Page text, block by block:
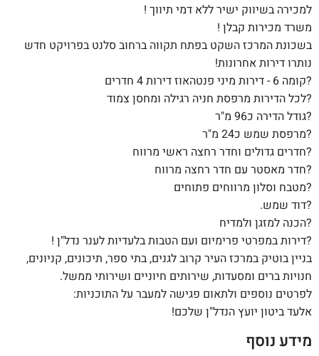
למכירה בשיווק ישיר ללא דמי תיווך !
משרד מכירות קבלן !
בשכונת המרכז השקט בפתח תקווה ברחוב סלנט בפרויקט חדש
נותרו דירות אחרונות!
?קומה 6 - דירות מיני פנטהאוז דירות 4 חדרים
?לכל הדירות מרפסת חניה רגילה ומחסן צמוד
?גודל הדירה כ96 מ"ר
?מרפסת שמש כ24 מ"ר
?חדרים גדולים וחדר רחצה ראשי מרווח
?חדר מאסטר עם חדר רחצה מרווח
?מטבח וסלון מרווחים פתוחים
?דוד שמש.
?הכנה למזגן ולמדיח
?דירות במפרטי פרימיום ועם הטבות בלעדיות לענר נדל"ן !
בניין בוטיק במרכז העיר קרוב לגנים, בתי ספר, תיכונים, קניונים,
חנויות ברים ומסעדות, שירותים חיוניים ושירותי ממשל.
לפרטים נוספים ולתאום פגישה למעבר על התוכניות:
אלעד ביטון יועץ הנדל"ן שלכם!
מידע נוסף